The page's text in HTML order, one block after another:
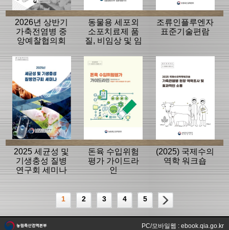
2026년 상반기
가축전염병 중
앙예찰협의회
동물용 세포외
소포치료제 품
질, 비임상 및 임
라인
조류인플루엔자
표준기술편람
2025 세균성 및
기생충성 질병
연구회 세미나
돈육 수입위험
평가 가이드라
인
(2025) 국제수의
역학 워크숍
1 2 3 4 5
PC/모바일웹 : ebook.qia.go.kr